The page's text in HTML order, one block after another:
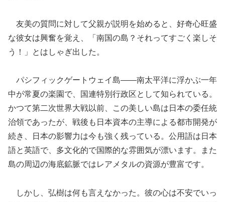
友美の質問に対して父親が説明を始めると、好奇心旺盛
な彼女は興奮を覚え、「南国の島？それってすごく楽しそ
う！」とはしゃぎ出した。
パシフィックゲートウェイ島――南太平洋に浮かぶ一年
中が常夏の楽園で、国連特別行政区として知られている。
かつて第二次世界大戦以前、この美しい島は日本の委任統
治領であったが、戦後も日本資本の主導による都市開発が
続き、日本の影響力は今も強く残っている。公用語は日本
語と英語で、多文化的で国際的な雰囲気が漂います。また
島の周辺の海底鉱脈ではレアメタルの資源が豊富です。
しかし、弘樹は何も言えなかった。彼の心は不安でいっ